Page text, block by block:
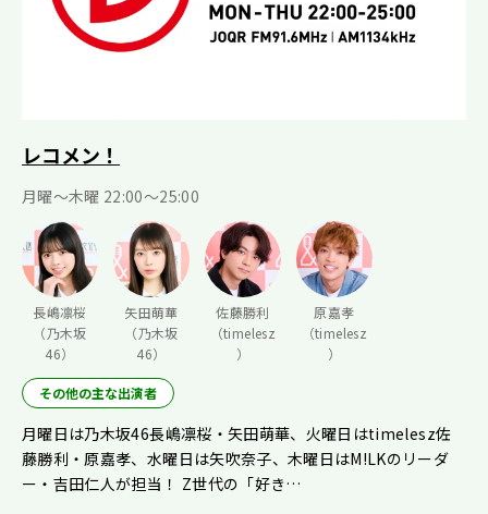
レコメン！
月曜〜木曜 22:00〜25:00
長嶋凛桜
（乃木坂
46）
矢田萌華
（乃木坂
46）
佐藤勝利
（timelesz
）
原嘉孝
（timelesz
）
その他の主な出演者
月曜日は乃木坂46長嶋凛桜・矢田萌華、火曜日はtimelesz佐
藤勝利・原嘉孝、水曜日は矢吹奈子、木曜日はM!LKのリーダ
ー・吉田仁人が担当！ Z世代の「好き…